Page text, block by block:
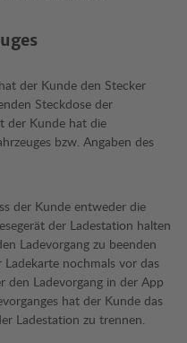
der Kunde den Stecker
Steckdose der
der Kunde hat die
bzw. Angaben des
der Kunde entweder die
der Ladestation halten
Ladevorgang zu beenden
nochmals vor das
den Ladevorgang in der App
hat der Kunde das
Ladestation zu trennen.